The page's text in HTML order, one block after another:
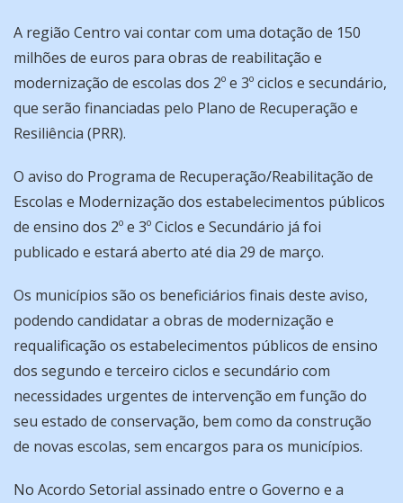
A região Centro vai contar com uma dotação de 150
milhões de euros para obras de reabilitação e
modernização de escolas dos 2º e 3º ciclos e secundário,
que serão financiadas pelo Plano de Recuperação e
Resiliência (PRR).
O aviso do Programa de Recuperação/Reabilitação de
Escolas e Modernização dos estabelecimentos públicos
de ensino dos 2º e 3º Ciclos e Secundário já foi
publicado e estará aberto até dia 29 de março.
Os municípios são os beneficiários finais deste aviso,
podendo candidatar a obras de modernização e
requalificação os estabelecimentos públicos de ensino
dos segundo e terceiro ciclos e secundário com
necessidades urgentes de intervenção em função do
seu estado de conservação, bem como da construção
de novas escolas, sem encargos para os municípios.
No Acordo Setorial assinado entre o Governo e a